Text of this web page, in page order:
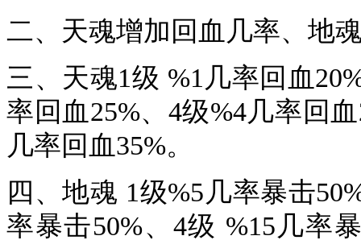
二、天魂增加回血几率、地
三、天魂1级 %1几率回血
率回血25%、4级%4几率回
几率回血35%。
四、地魂 1级%5几率暴击
率暴击50%、4级 %15几率